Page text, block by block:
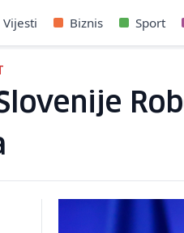
Vijesti Biznis Sport